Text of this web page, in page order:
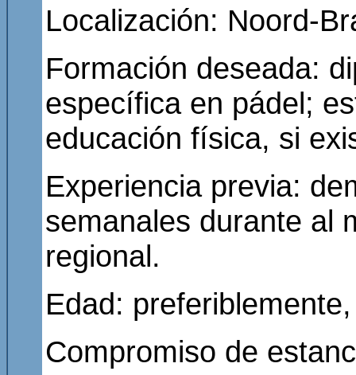
Localización: Noord-
Formación deseada:
específica en pádel;
educación física, si
Experiencia previa:
semanales durante al
regional.
Edad:
Compromiso de